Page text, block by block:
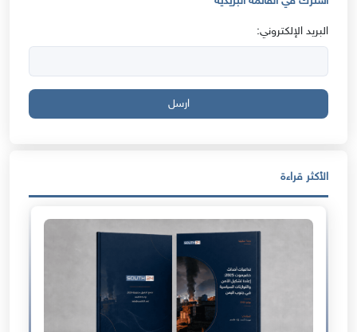
البريد الإلكتروني:
ارسل
الأكثر قراءة